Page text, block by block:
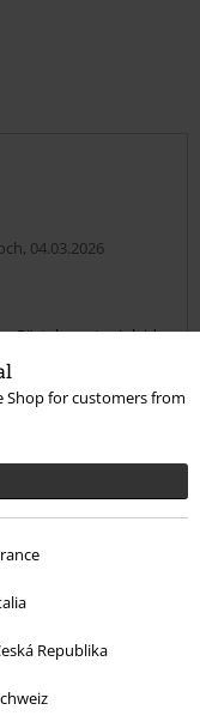
Shop for customers from
Republika
04.03.2026
Gürtel passt mir leider
Schade, wäre